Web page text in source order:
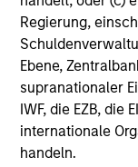
Regierung,
Ebene,
supranationaler
IWF, die EZB, die
internationale
handeln.
verwalteten
besonderes
Wertentwicklung
jeder Kategorie
Sterne, die
Sterne und die
Gesamtrating für
dem gewichteten